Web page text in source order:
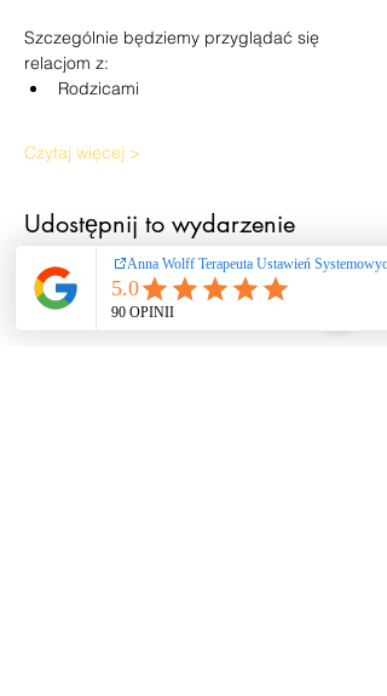
Szczególnie będziemy przyglądać się
relacjom z:
Rodzicami
Czytaj więcej >
Udostępnij to wydarzenie